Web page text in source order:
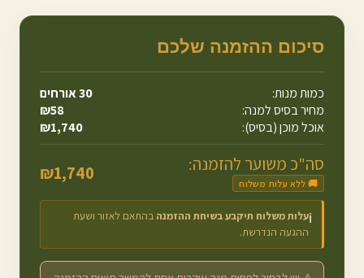
סיכום ההזמנה שלכם
כמות מנות: 30אורחים
מחיר בסיס למנה:
₪58
אוכל מוכן (בסיס):
₪1,740
סה"כ משוער להזמנה:
🚚 ללא עלות משלוח ₪1,740
ℹ️עלות משלוח תיקבע בשיחת ההזמנה בהתאם לאזור ושעת
ההגעה הנדרשת.